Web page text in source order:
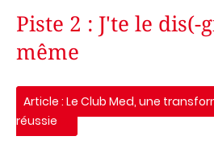
Piste 2 : J'te le
même
Article : Le Club Med, une
réussie